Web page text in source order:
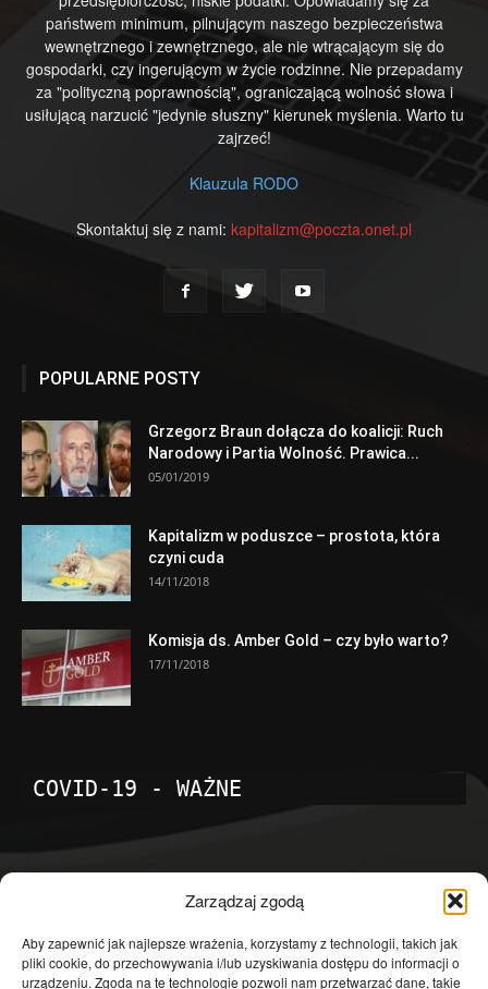
Zarządzaj zgodą
Aby zapewnić jak najlepsze wrażenia, korzystamy z technologii, takich jak
pliki cookie, do przechowywania i/lub uzyskiwania dostępu do informacji o
urządzeniu. Zgoda na te technologie pozwoli nam przetwarzać dane, takie
państwem minimum, pilnującym naszego bezpieczeństwa
wewnętrznego i zewnętrznego, ale nie wtrącającym się do
gospodarki, czy ingerującym w życie rodzinne. Nie przepadamy
za "polityczną poprawnością", ograniczającą wolność słowa i
usiłującą narzucić "jedynie słuszny" kierunek myślenia. Warto tu
zajrzeć!
Klauzula RODO
Skontaktuj się z nami: kapitalizm@poczta.onet.pl
POPULARNE POSTY
Grzegorz Braun dołącza do koalicji: Ruch
Narodowy i Partia Wolność. Prawica...
05/01/2019
Kapitalizm w poduszce – prostota, która
czyni cuda
14/11/2018
Komisja ds. Amber Gold – czy było warto?
17/11/2018
COVID-19 - WAŻNE
Temat dnia
4601
Publicystyka
4363